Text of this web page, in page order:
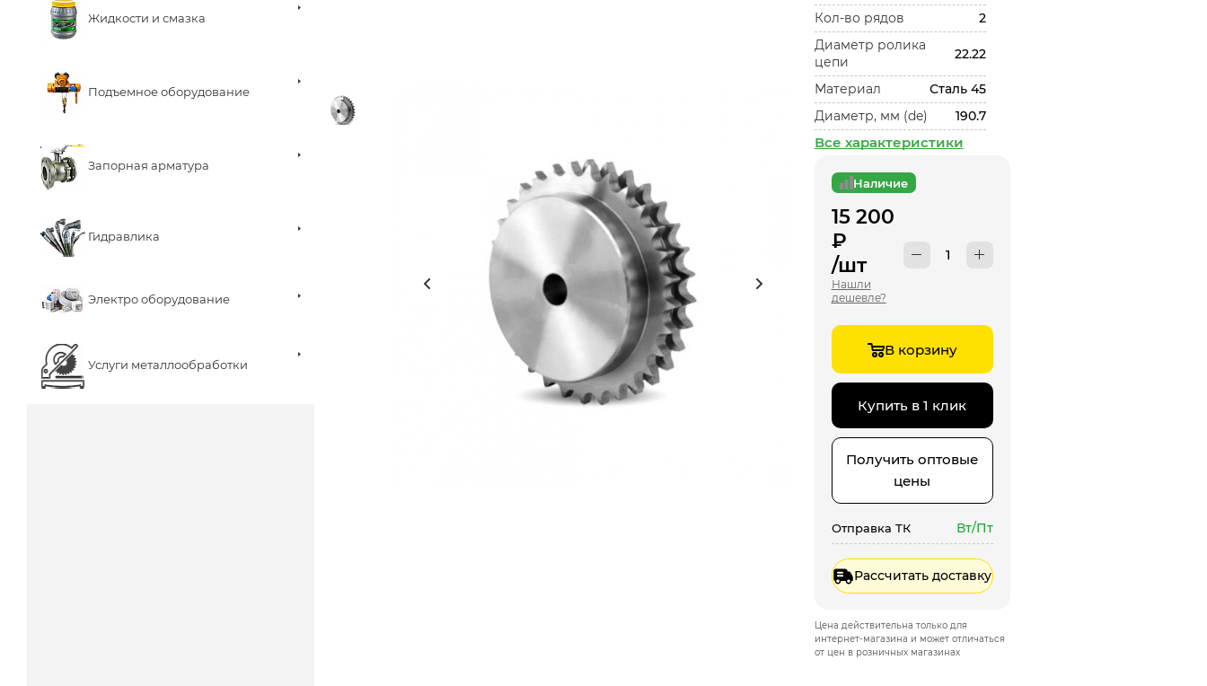
Жидкости и смазка
Подъемное оборудование
Запорная арматура
Гидравлика
Электро оборудование
Услуги металлообработки
Кол-во рядов
2
Диаметр ролика
цепи
22.22
Материал
Сталь 45
Диаметр, мм (de)
190.7
Все характеристики
Наличие
15 200
₽
/шт
Нашли
дешевле?
В корзину
Купить в 1 клик
Получить оптовые
цены
Отправка ТК Вт/Пт
Рассчитать доставку
Цена действительна только для
интернет-магазина и может отличаться
от цен в розничных магазинах